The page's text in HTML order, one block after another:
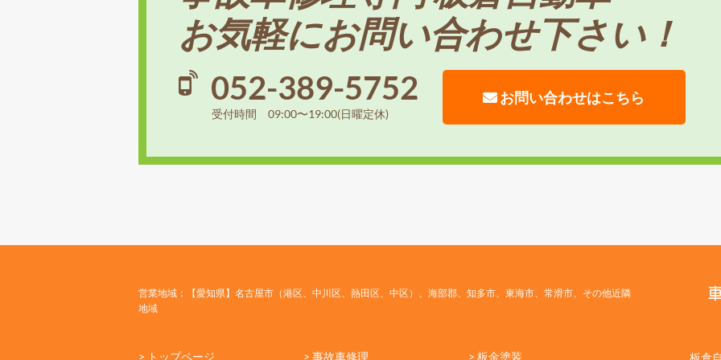
お気軽にお問い合わせ下さい！
052-389-5752
受付時間 09:00〜19:00(日曜定休)
お問い合わせはこちら
営業地域：【愛知県】名古屋市（港区、中川区、熱田区、中区）、海部郡、知多市、東海市、常滑市、その他近隣
地域
> トップページ > 事故車修理 > 板金塗装 板倉